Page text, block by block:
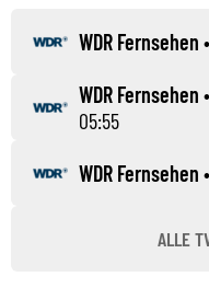
WDR Fernsehen •
WDR Fernsehen •
05:55
WDR Fernsehen •
ALLE